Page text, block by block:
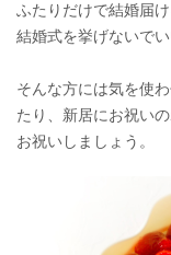
ふたりだけで結婚届
結婚式を挙げないで
そんな方には気を使
たり、新居にお祝い
お祝いしましょう。